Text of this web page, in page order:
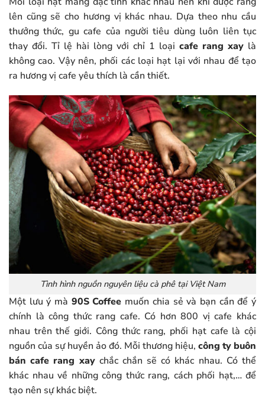
lên cũng sẽ cho hương vị khác nhau. Dựa theo nhu cầu
thưởng thức, gu cafe của người tiêu dùng luôn liên tục
thay đổi. Tỉ lệ hài lòng với chỉ 1 loại cafe rang xay là
không cao. Vậy nên, phối các loại hạt lại với nhau để tạo
ra hương vị cafe yêu thích là cần thiết.
Tình hình nguồn nguyên liệu cà phê tại Việt Nam
Một lưu ý mà 90S Coffee muốn chia sẻ và bạn cần để ý
chính là công thức rang cafe. Có hơn 800 vị cafe khác
nhau trên thế giới. Công thức rang, phối hạt cafe là cội
nguồn của sự huyền ảo đó. Mỗi thương hiệu, công ty buôn
bán cafe rang xaychắc chắn sẽ có khác nhau. Có thể
khác nhau về những công thức rang, cách phối hạt,… để
tạo nên sự khác biệt.